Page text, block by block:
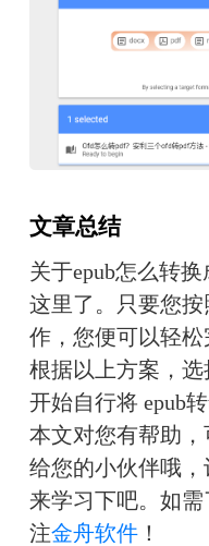
文章总结
关于epub怎么转
这里了。只要您
作，您便可以轻松
根据以上方案，
开始自行将 epub
本文对您有帮助
给您的小伙伴哦
来学习下吧。如
注金舟软件！